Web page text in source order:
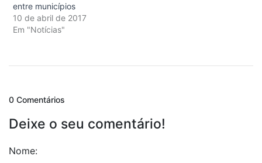
entre municípios
10 de abril de 2017
Em "Notícias"
0 Comentários
Deixe o seu comentário!
Nome: